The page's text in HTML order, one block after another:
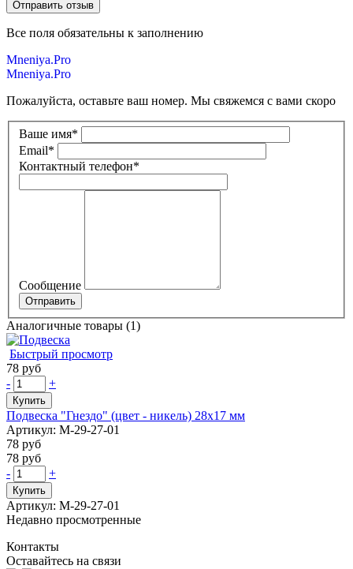
Все поля обязательны к заполнению
Mneniya.Pro
Mneniya.Pro
Пожалуйста, оставьте ваш номер. Мы свяжемся с вами скоро
Ваше имя*
Email*
Контактный телефон*
Сообщение
Аналогичные товары (1)
Быстрый просмотр
78 руб
-
+
Купить
Подвеска "Гнездо" (цвет - никель) 28х17 мм
Артикул: М-29-27-01
78 руб
78 руб
-
+
Купить
Артикул: М-29-27-01
Недавно просмотренные
Контакты
Оставайтесь на связи